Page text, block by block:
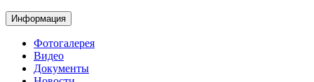
Информация
Фотогалерея
Видео
Документы